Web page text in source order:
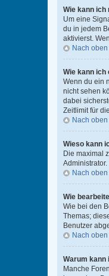
Wie kann ich
Um eine
du in jedem
aktivierst.
Nach oben
Wie kann ich
Wenn du ein
nicht sehen
dabei
Zeitlimit für
Nach oben
Wieso kann
Die maximal
Administrator.
Nach oben
Wie
Wie bei den
Themas;
Benutzer
Nach oben
Warum kann
Manche